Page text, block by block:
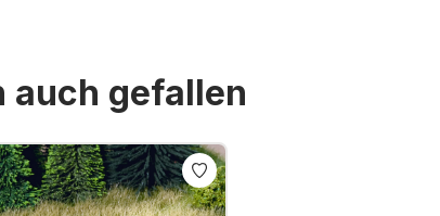
auch gefallen